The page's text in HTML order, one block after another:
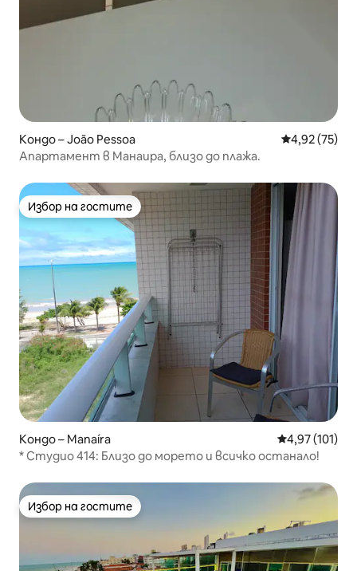
Кондо – João Pessoa Средна
4,92 (75)
Апартамент в Манаира, близо до плажа.
Избор на гостите
Избор на гостите
Кондо – Manaíra Средна
4,97 (101)
* Студио 414: Близо до морето и всичко останало!
Избор на гостите
Избор на гостите